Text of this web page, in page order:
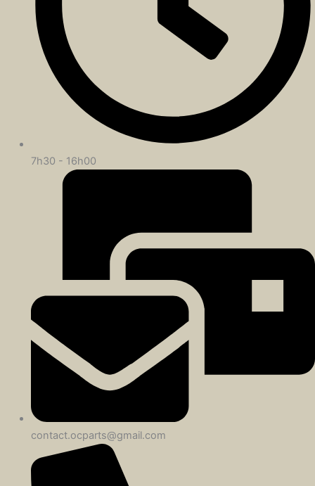
7h30 - 16h00
contact.ocparts@gmail.com